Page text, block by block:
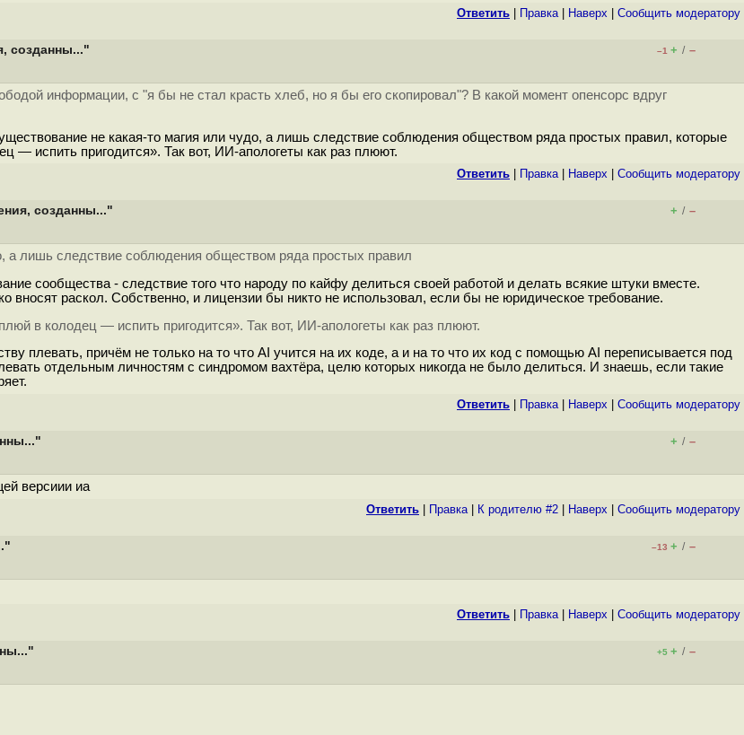
Ответить Правка| Наверх Cообщить модератору
созданны..." –1 + / –
информации, с "я бы не стал красть хлеб, но я бы его скопировал"? В какой момент опенсорс вдруг
не какая-то магия или чудо, а лишь следствие соблюдения обществом ряда простых правил, которые
— испить пригодится». Так вот, ИИ-апологеты как раз плюют.
Ответить Правка| Наверх Cообщить модератору
созданны..." + / –
а лишь следствие соблюдения обществом ряда простых правил
сообщества - следствие того что народу по кайфу делиться своей работой и делать всякие штуки вместе.
вносят раскол. Собственно, и лицензии бы никто не использовал, если бы не юридическое требование.
в колодец — испить пригодится». Так вот, ИИ-апологеты как раз плюют.
плевать, причём не только на то что AI учится на их коде, а и на то что их код с помощью AI переписывается под
отдельным личностям с синдромом вахтёра, целю которых никогда не было делиться. И знаешь, если такие
Ответить Правка| Наверх Cообщить модератору
+ / –
версиии иа
Ответить Правка| К родителю #2 Наверх Cообщить модератору
–13 + / –
Ответить Правка| Наверх Cообщить модератору
+5 + / –